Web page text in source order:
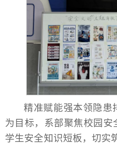
精准赋能强本领隐患
为目标，系部聚焦校园
学生安全知识短板，切实